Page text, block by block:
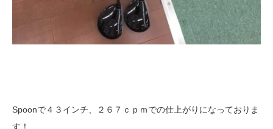
Spoonで４３インチ、２６７ｃｐｍでの仕上がりになっておりま
す！